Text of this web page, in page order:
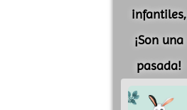
infantiles,
¡Son una
pasada!